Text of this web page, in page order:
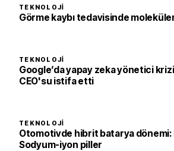
TEKNOLOJI
Görme kaybı tedavisinde
TEKNOLOJI
Google’da yapay zeka yönetici
CEO'su istifa etti
TEKNOLOJI
Otomotivde hibrit batarya dönemi:
Sodyum-iyon piller